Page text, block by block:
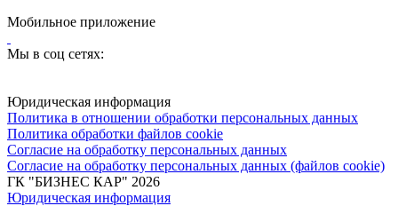
Мобильное приложение
Мы в соц сетях:
Юридическая информация
Политика в отношении обработки персональных данных
Политика обработки файлов cookie
Согласие на обработку персональных данных
Согласие на обработку персональных данных (файлов cookie)
ГК "БИЗНЕС КАР" 2026
Юридическая информация